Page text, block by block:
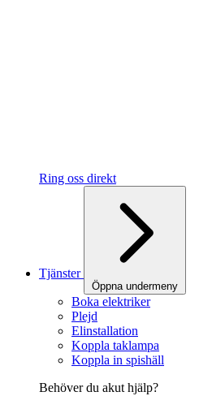
Ring oss direkt
Tjänster
Öppna undermeny
Boka elektriker
Plejd
Elinstallation
Koppla taklampa
Koppla in spishäll
Behöver du akut hjälp?